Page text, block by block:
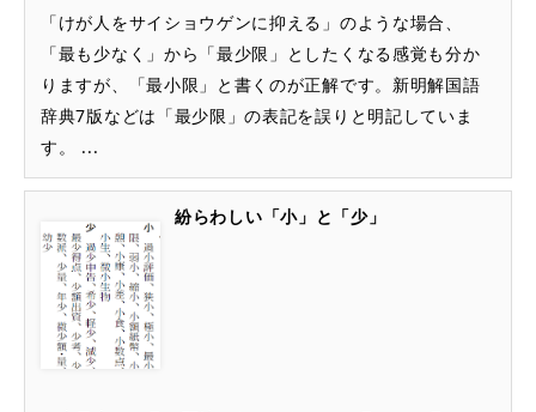
「けが人をサイショウゲンに抑える」のような場合、
「最も少なく」から「最少限」としたくなる感覚も分か
りますが、「最小限」と書くのが正解です。新明解国語
辞典7版などは「最少限」の表記を誤りと明記していま
す。 ...
紛らわしい「小」と「少」